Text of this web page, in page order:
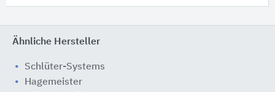
Ähnliche Hersteller
Schlüter-Systems
Hagemeister